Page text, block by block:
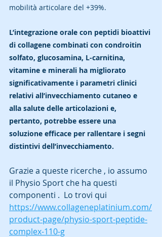
mobilità articolare del +39%.
L’integrazione orale con peptidi bioattivi
di collagene combinati con condroitin
solfato, glucosamina, L-carnitina,
vitamine e minerali ha migliorato
significativamente i parametri clinici
relativi all’invecchiamento cutaneo e
alla salute delle articolazioni e,
pertanto, potrebbe essere una
soluzione efficace per rallentare i segni
distintivi dell’invecchiamento.
Grazie a queste ricerche , io assumo
il Physio Sport che ha questi
componenti .  Lo trovi qui
https://www.collageneplatinium.com/
product-page/physio-sport-peptide-
complex-110-g